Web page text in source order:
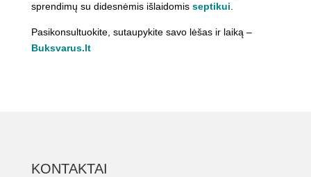
sprendimų su didesnėmis išlaidomis septikui
Pasikonsultuokite, sutaupykite savo lėšas ir laiką –
Buksvarus.lt
KONTAKTAI